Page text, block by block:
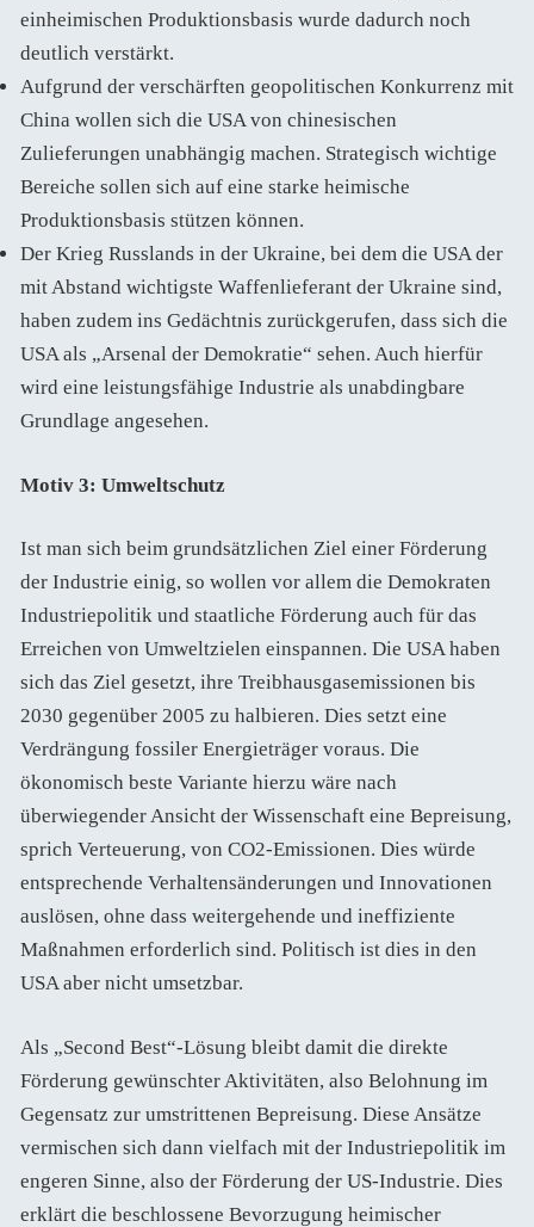
einheimischen Produktionsbasis wurde dadurch noch
deutlich verstärkt.
Aufgrund der verschärften geopolitischen Konkurrenz mit
China wollen sich die USA von chinesischen
Zulieferungen unabhängig machen. Strategisch wichtige
Bereiche sollen sich auf eine starke heimische
Produktionsbasis stützen können.
Der Krieg Russlands in der Ukraine, bei dem die USA der
mit Abstand wichtigste Waffenlieferant der Ukraine sind,
haben zudem ins Gedächtnis zurückgerufen, dass sich die
USA als „Arsenal der Demokratie“ sehen. Auch hierfür
wird eine leistungsfähige Industrie als unabdingbare
Grundlage angesehen.
Motiv 3: Umweltschutz
Ist man sich beim grundsätzlichen Ziel einer Förderung
der Industrie einig, so wollen vor allem die Demokraten
Industriepolitik und staatliche Förderung auch für das
Erreichen von Umweltzielen einspannen. Die USA haben
sich das Ziel gesetzt, ihre Treibhausgasemissionen bis
2030 gegenüber 2005 zu halbieren. Dies setzt eine
Verdrängung fossiler Energieträger voraus. Die
ökonomisch beste Variante hierzu wäre nach
überwiegender Ansicht der Wissenschaft eine Bepreisung,
sprich Verteuerung, von CO2-Emissionen. Dies würde
entsprechende Verhaltensänderungen und Innovationen
auslösen, ohne dass weitergehende und ineffiziente
Maßnahmen erforderlich sind. Politisch ist dies in den
USA aber nicht umsetzbar.
Als „Second Best“-Lösung bleibt damit die direkte
Förderung gewünschter Aktivitäten, also Belohnung im
Gegensatz zur umstrittenen Bepreisung. Diese Ansätze
vermischen sich dann vielfach mit der Industriepolitik im
engeren Sinne, also der Förderung der US-Industrie. Dies
erklärt die beschlossene Bevorzugung heimischer